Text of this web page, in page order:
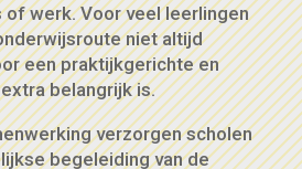
werk. Voor veel leerlingen
niet altijd
een praktijkgerichte en
belangrijk is.
verzorgen scholen
begeleiding van de